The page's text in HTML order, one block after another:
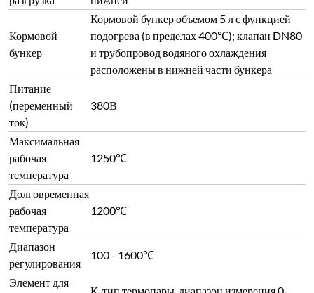
Кормовой
бункер
Кормовой бункер объемом 5 л с функцией
подогрева (в пределах 400℃); клапан DN80
и трубопровод водяного охлаждения
расположены в нижней части бункера
Питание
(переменный
ток)
380В
Максимальная
рабочая
температура
1250℃
Долговременная
рабочая
температура
1200℃
Диапазон
регулирования
100 - 1600℃
Элемент для